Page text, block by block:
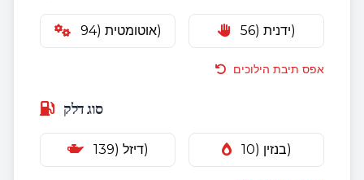
אוטומטית (94) ידנית (56)
אפס תיבת הילוכים
סוג דלק
דיזל (139) בנזין (10)